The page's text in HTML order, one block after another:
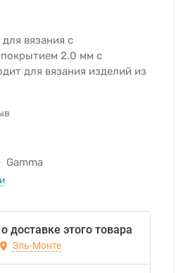
вязания с
2.0 мм с
для вязания изделий из
Gamma
доставке этого товара
Эль-Монте